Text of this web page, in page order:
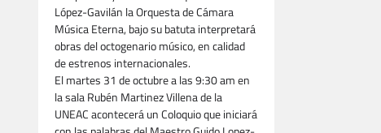
López-Gavilán la Orquesta de Cámara
Música Eterna, bajo su batuta interpretará
obras del octogenario músico, en calidad
de estrenos internacionales.
El martes 31 de octubre a las 9:30 am en
la sala Rubén Martinez Villena de la
UNEAC acontecerá un Coloquio que iniciará